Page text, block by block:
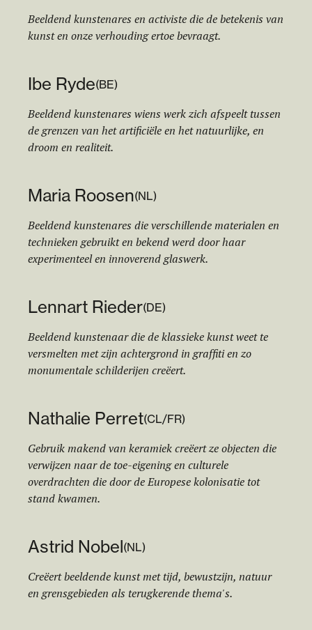
Beeldend kunstenares en activiste die de betekenis van
kunst en onze verhouding ertoe bevraagt.
Ibe Ryde(BE)
Beeldend kunstenares wiens werk zich afspeelt tussen
de grenzen van het artificiële en het natuurlijke, en
droom en realiteit.
Maria Roosen(NL)
Beeldend kunstenares die verschillende materialen en
technieken gebruikt en bekend werd door haar
experimenteel en innoverend glaswerk.
Lennart Rieder(DE)
Beeldend kunstenaar die de klassieke kunst weet te
versmelten met zijn achtergrond in graffiti en zo
monumentale schilderijen creëert.
Nathalie Perret(CL/FR)
Gebruik makend van keramiek creëert ze objecten die
verwijzen naar de toe-eigening en culturele
overdrachten die door de Europese kolonisatie tot
stand kwamen.
Astrid Nobel(NL)
Creëert beeldende kunst met tijd, bewustzijn, natuur
en grensgebieden als terugkerende thema's.